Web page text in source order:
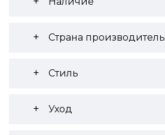
Страна производитель
Стиль
Уход